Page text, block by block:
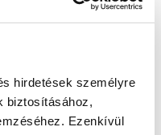
hirdetések személyre
biztosításához,
Ezenkívül
Iratkozzon fel ingyenes